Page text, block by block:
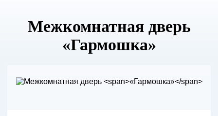
Межкомнатная дверь
«Гармошка»